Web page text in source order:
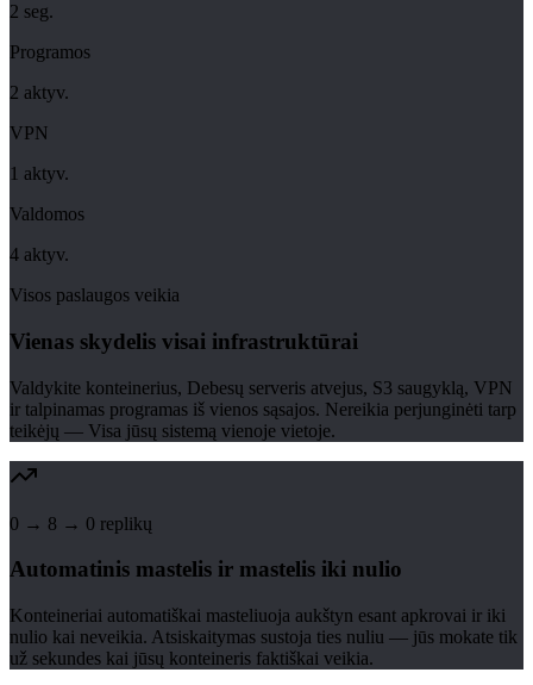
2 seg.
Programos
2 aktyv.
VPN
1 aktyv.
Valdomos
4 aktyv.
Visos paslaugos veikia
Vienas skydelis visai infrastruktūrai
Valdykite konteinerius, Debesų serveris atvejus, S3 saugyklą, VPN
ir talpinamas programas iš vienos sąsajos. Nereikia perjunginėti tarp
teikėjų — Visa jūsų sistemą vienoje vietoje.
0 → 8 → 0 replikų
Automatinis mastelis ir mastelis iki nulio
Konteineriai automatiškai masteliuoja aukštyn esant apkrovai ir iki
nulio kai neveikia. Atsiskaitymas sustoja ties nuliu — jūs mokate tik
už sekundes kai jūsų konteineris faktiškai veikia.